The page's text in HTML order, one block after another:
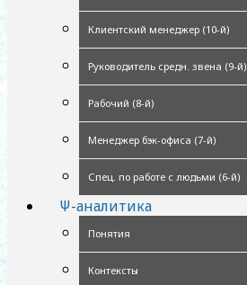
Клиентский менеджер (10-й)
Руководитель средн. звена (9-й)
Рабочий (8-й)
Менеджер бэк-офиса (7-й)
Спец. по работе с людьми (6-й)
Ψ-аналитика
Понятия
Контексты